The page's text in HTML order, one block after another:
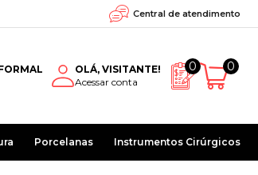
Central de atendimento
OLÁ, VISITANTE!
Acessar conta
0 0
Porcelanas Instrumentos Cirúrgicos